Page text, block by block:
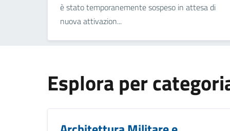
è stato temporanemente sospeso in attesa di
nuova attivazion...
Esplora per